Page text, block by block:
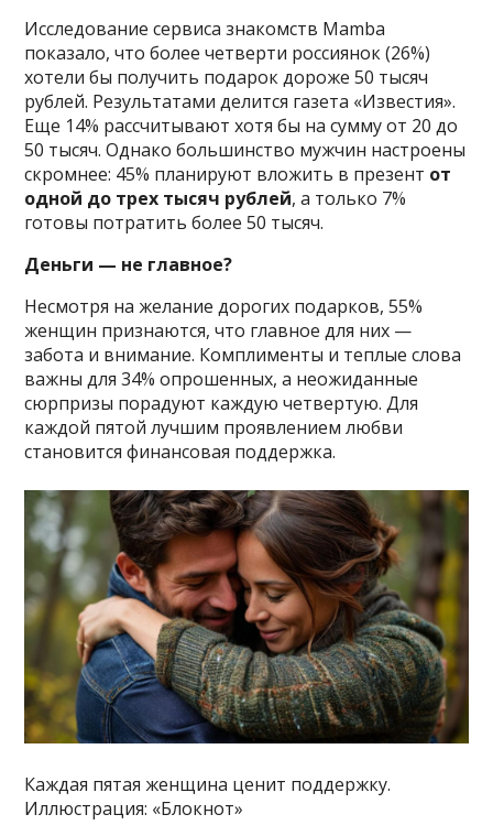
Исследование сервиса знакомств Mamba
показало, что более четверти россиянок (26%)
хотели бы получить подарок дороже 50 тысяч
рублей. Результатами делится газета «Известия».
Еще 14% рассчитывают хотя бы на сумму от 20 до
50 тысяч. Однако большинство мужчин настроены
скромнее: 45% планируют вложить в презент от
одной до трех тысяч рублей, а только 7%
готовы потратить более 50 тысяч.
Деньги — не главное?
Несмотря на желание дорогих подарков, 55%
женщин признаются, что главное для них —
забота и внимание. Комплименты и теплые слова
важны для 34% опрошенных, а неожиданные
сюрпризы порадуют каждую четвертую. Для
каждой пятой лучшим проявлением любви
становится финансовая поддержка.
Каждая пятая женщина ценит поддержку.
Иллюстрация: «Блокнот»